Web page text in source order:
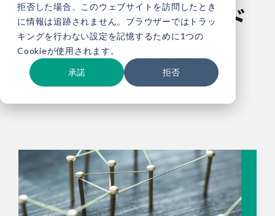
拒否した場合、このウェブサイトを訪問したとき
に情報は追跡されません。ブラウザーではトラッ
キングを行わない設定を記憶するために1つの
Cookieが使用されます。
承諾 拒否
落とし込むブランド
ロードマップ